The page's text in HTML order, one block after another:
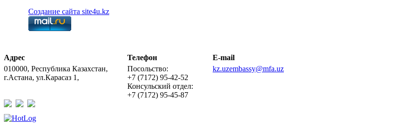
Создание сайта site4u.kz
Адрес
010000, Республика Казахстан,
г.Астана, ул.Карасаз 1,
Телефон
Посольство:
+7 (7172) 95-42-52
Консульский отдел:
+7 (7172) 95-45-87
E-mail
kz.uzembassy@mfa.uz